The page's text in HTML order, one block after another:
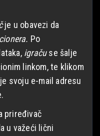
je u obavezi da
Po
igračuse šalje
linkom, te klikom
svoju e-mail adresu
priređivač
u važeći lični